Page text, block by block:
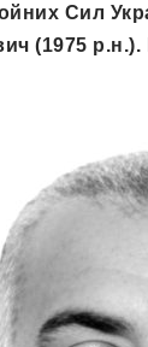
Сил
(1975